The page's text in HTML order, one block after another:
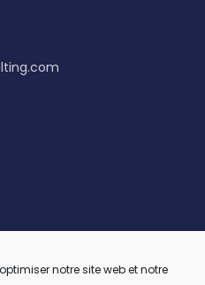
notre site web et notre